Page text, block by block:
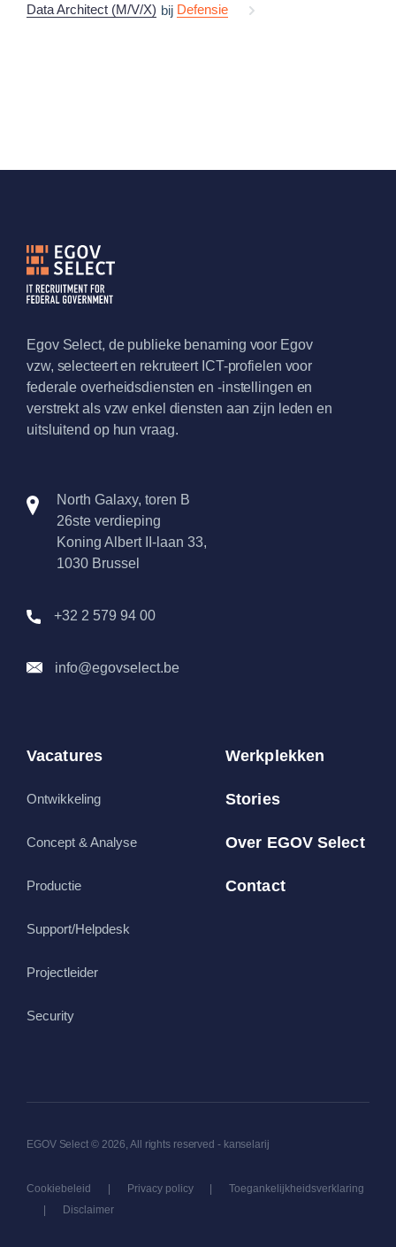
Data Architect (M/V/X) bij Defensie
Egov Select, de publieke benaming voor Egov
vzw, selecteert en rekruteert ICT-profielen voor
federale overheidsdiensten en -instellingen en
verstrekt als vzw enkel diensten aan zijn leden en
uitsluitend op hun vraag.
North Galaxy, toren B
26ste verdieping
Koning Albert II-laan 33,
1030 Brussel
+32 2 579 94 00
info@egovselect.be
Vacatures
Ontwikkeling
Concept & Analyse
Productie
Support/Helpdesk
Projectleider
Security
Werkplekken
Stories
Over EGOV Select
Contact
EGOV Select © 2026, All rights reserved - kanselarij
Cookiebeleid | Privacy policy |
Toegankelijkheidsverklaring
Disclaimer